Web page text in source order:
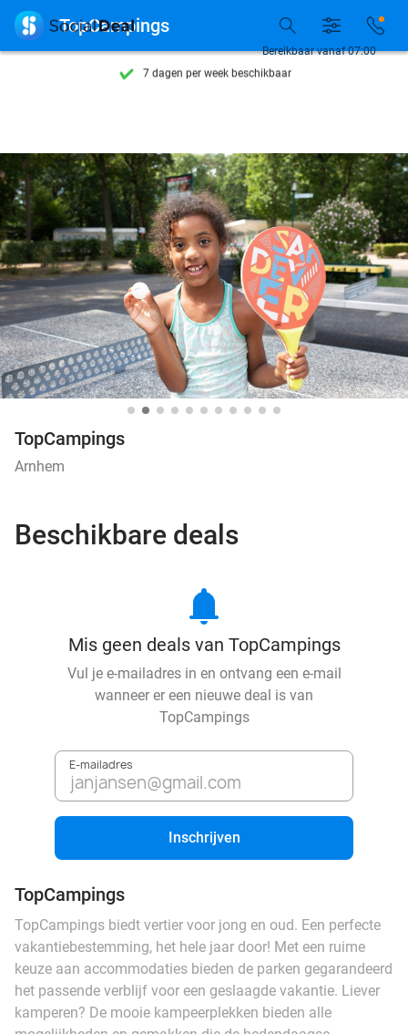
7 dagen per week beschikbaar
10+ miljoen leden
7 dagen per week beschikbaar
10+ miljoen leden
Bereikbaar vanaf 07:00
 TopCampings
TopCampings
Arnhem
Beschikbare deals
notifications
Mis geen deals van TopCampings
Vul je e-mailadres in en ontvang een e-mail
wanneer er een nieuwe deal is van
TopCampings
E-mailadres
Inschrijven
TopCampings
TopCampings biedt vertier voor jong en oud. Een perfecte
vakantiebestemming, het hele jaar door! Met een ruime
keuze aan accommodaties bieden de parken gegarandeerd
het passende verblijf voor een geslaagde vakantie. Liever
kamperen? De mooie kampeerplekken bieden alle